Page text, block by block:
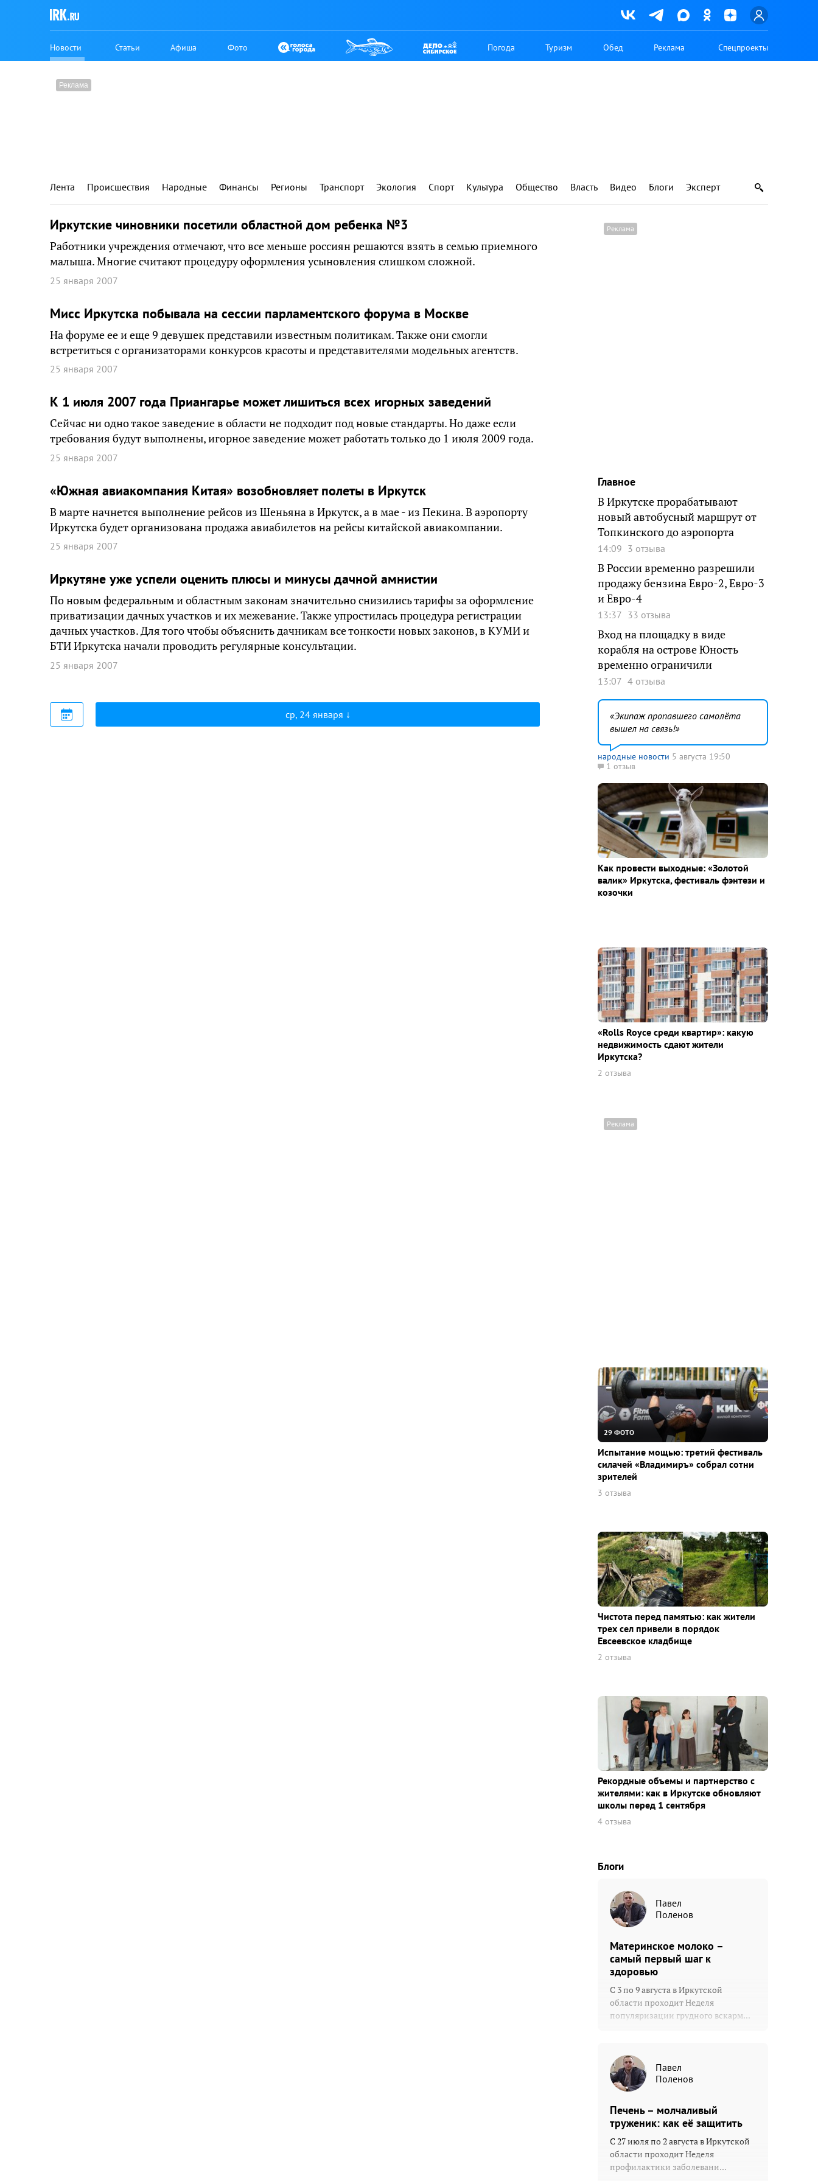
Новости Статьи Афиша Фото Погода Туризм Обед Реклама Спецпроекты
Лента Происшествия Народные Финансы Регионы Транспорт Экология Спорт Культура Общество Власть Видео Блоги Эксперт
Иркутские чиновники посетили областной дом ребенка №3
Работники учреждения отмечают, что все меньше россиян решаются взять в семью приемного
малыша. Многие считают процедуру оформления усыновления слишком сложной.
25 января 2007
Мисс Иркутска побывала на сессии парламентского форума в Москве
На форуме ее и еще 9 девушек представили известным политикам. Также они смогли
встретиться с организаторами конкурсов красоты и представителями модельных агентств.
25 января 2007
К 1 июля 2007 года Приангарье может лишиться всех игорных заведений
Сейчас ни одно такое заведение в области не подходит под новые стандарты. Но даже если
требования будут выполнены, игорное заведение может работать только до 1 июля 2009 года.
25 января 2007
«Южная авиакомпания Китая» возобновляет полеты в Иркутск
В марте начнется выполнение рейсов из Шеньяна в Иркутск, а в мае - из Пекина. В аэропорту
Иркутска будет организована продажа авиабилетов на рейсы китайской авиакомпании.
25 января 2007
Иркутяне уже успели оценить плюсы и минусы дачной амнистии
По новым федеральным и областным законам значительно снизились тарифы за оформление
приватизации дачных участков и их межевание. Также упростилась процедура регистрации
дачных участков. Для того чтобы объяснить дачникам все тонкости новых законов, в КУМИ и
БТИ Иркутска начали проводить регулярные консультации.
25 января 2007
ср, 24 января
Главное
В Иркутске прорабатывают
новый автобусный маршрут от
Топкинского до аэропорта
14:09 3 отзыва
В России временно разрешили
продажу бензина Евро-2, Евро-3
и Евро-4
13:37 33 отзыва
Вход на площадку в виде
корабля на острове Юность
временно ограничили
13:07 4 отзыва
Экипаж пропавшего самолёта
вышел на связь!
народные новости 5 августа 19:50
1 отзыв
Как провести выходные: «Золотой
валик» Иркутска, фестиваль фэнтези и
козочки
«Rolls Royce среди квaртир»: какую
недвижимость сдают жители
Иркутска?
2 отзыва
29 ФОТО
Испытание мощью: третий фестиваль
силачей «Владимиръ» собрал сотни
зрителей
3 отзыва
Чистота перед памятью: как жители
трех сел привели в порядок
Евсеевское кладбище
2 отзыва
Рекордные объемы и партнерство с
жителями: как в Иркутске обновляют
школы перед 1 сентября
4 отзыва
Блоги
Павел
Поленов
Материнское молоко –
самый первый шаг к
здоровью
С 3 по 9 августа в Иркутской
области проходит Неделя
популяризации грудного вскарм...
Павел
Поленов
Печень – молчаливый
труженик: как её защитить
С 27 июля по 2 августа в Иркутской
области проходит Неделя
профилактики заболевани...